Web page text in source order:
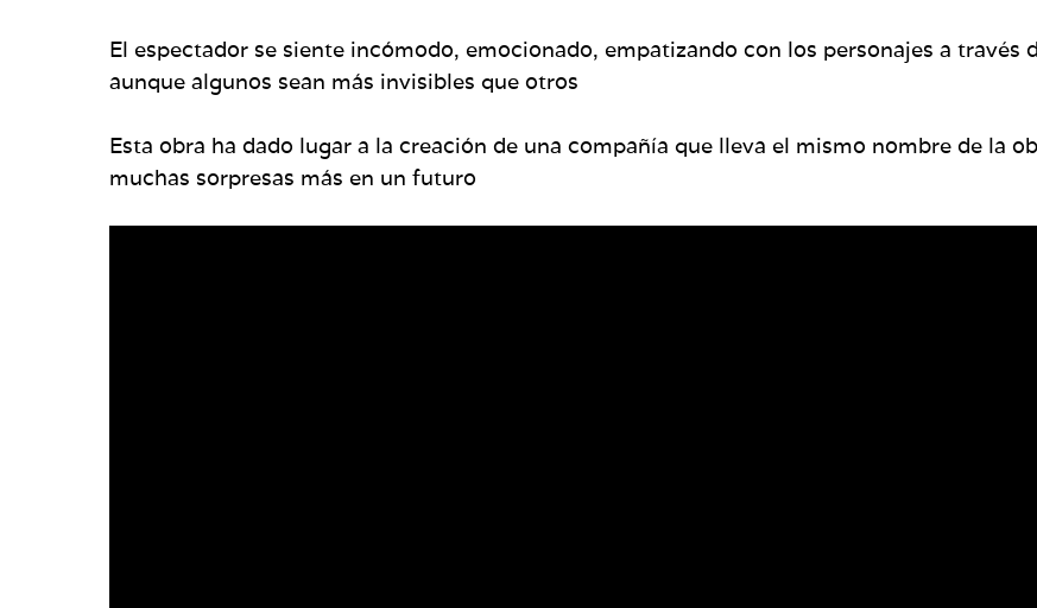
El espectador se siente incómodo, emocionado, empatizando con los personajes a través
aunque algunos sean más invisibles que otros
Esta obra ha dado lugar a la creación de una compañía que lleva el mismo nombre de la
muchas sorpresas más en un futuro